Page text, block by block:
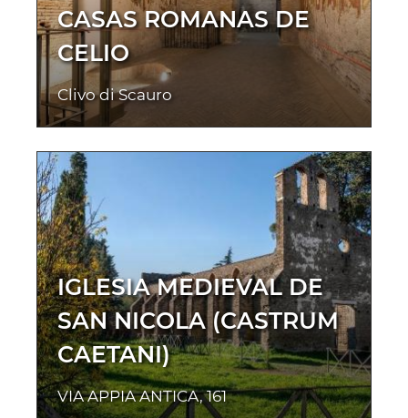
CASAS ROMANAS DE
CELIO
Clivo di Scauro
IGLESIA MEDIEVAL DE
SAN NICOLA (CASTRUM
CAETANI)
VIA APPIA ANTICA, 161